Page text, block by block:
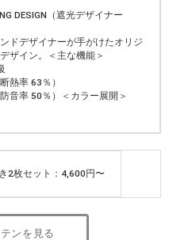
DESIGN（遮光デザイナー
ドデザイナーが手がけたオリジ
ザイン。＜主な機能＞
熱率 63％）
防音率 50％）＜カラー展開＞
2枚セット：4,600円〜
ンを見る